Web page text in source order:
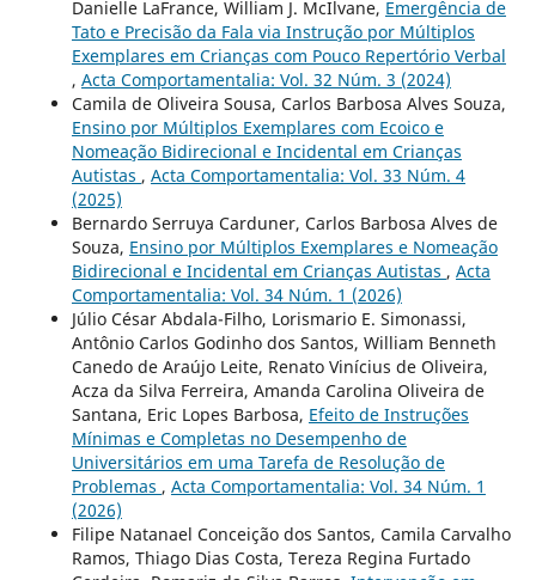
Danielle LaFrance, William J. McIlvane, Emergência de
Tato e Precisão da Fala via Instrução por Múltiplos
Exemplares em Crianças com Pouco Repertório Verbal
, Acta Comportamentalia: Vol. 32 Núm. 3 (2024)
Camila de Oliveira Sousa, Carlos Barbosa Alves Souza,
Ensino por Múltiplos Exemplares com Ecoico e
Nomeação Bidirecional e Incidental em Crianças
Autistas , Acta Comportamentalia: Vol. 33 Núm. 4
(2025)
Bernardo Serruya Carduner, Carlos Barbosa Alves de
Souza, Ensino por Múltiplos Exemplares e Nomeação
Bidirecional e Incidental em Crianças Autistas , Acta
Comportamentalia: Vol. 34 Núm. 1 (2026)
Júlio César Abdala-Filho, Lorismario E. Simonassi,
Antônio Carlos Godinho dos Santos, William Benneth
Canedo de Araújo Leite, Renato Vinícius de Oliveira,
Acza da Silva Ferreira, Amanda Carolina Oliveira de
Santana, Eric Lopes Barbosa, Efeito de Instruções
Mínimas e Completas no Desempenho de
Universitários em uma Tarefa de Resolução de
Problemas , Acta Comportamentalia: Vol. 34 Núm. 1
(2026)
Filipe Natanael Conceição dos Santos, Camila Carvalho
Ramos, Thiago Dias Costa, Tereza Regina Furtado